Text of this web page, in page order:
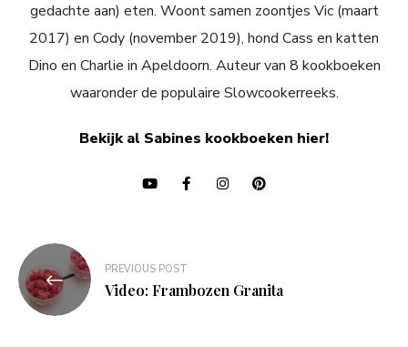
gedachte aan) eten. Woont samen zoontjes Vic (maart
2017) en Cody (november 2019), hond Cass en katten
Dino en Charlie in Apeldoorn. Auteur van 8 kookboeken
waaronder de populaire Slowcookerreeks.
Bekijk al Sabines kookboeken hier!
Bericht
navigatie
PREVIOUS POST
Video: Frambozen Granita